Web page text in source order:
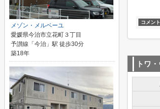
コメント
トワ
メゾン・メルベーユ
愛媛県今治市立花町３丁目
予讃線「今治」駅 徒歩30分
築18年